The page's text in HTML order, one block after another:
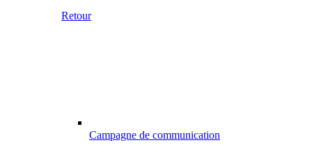
Retour
Campagne de communication